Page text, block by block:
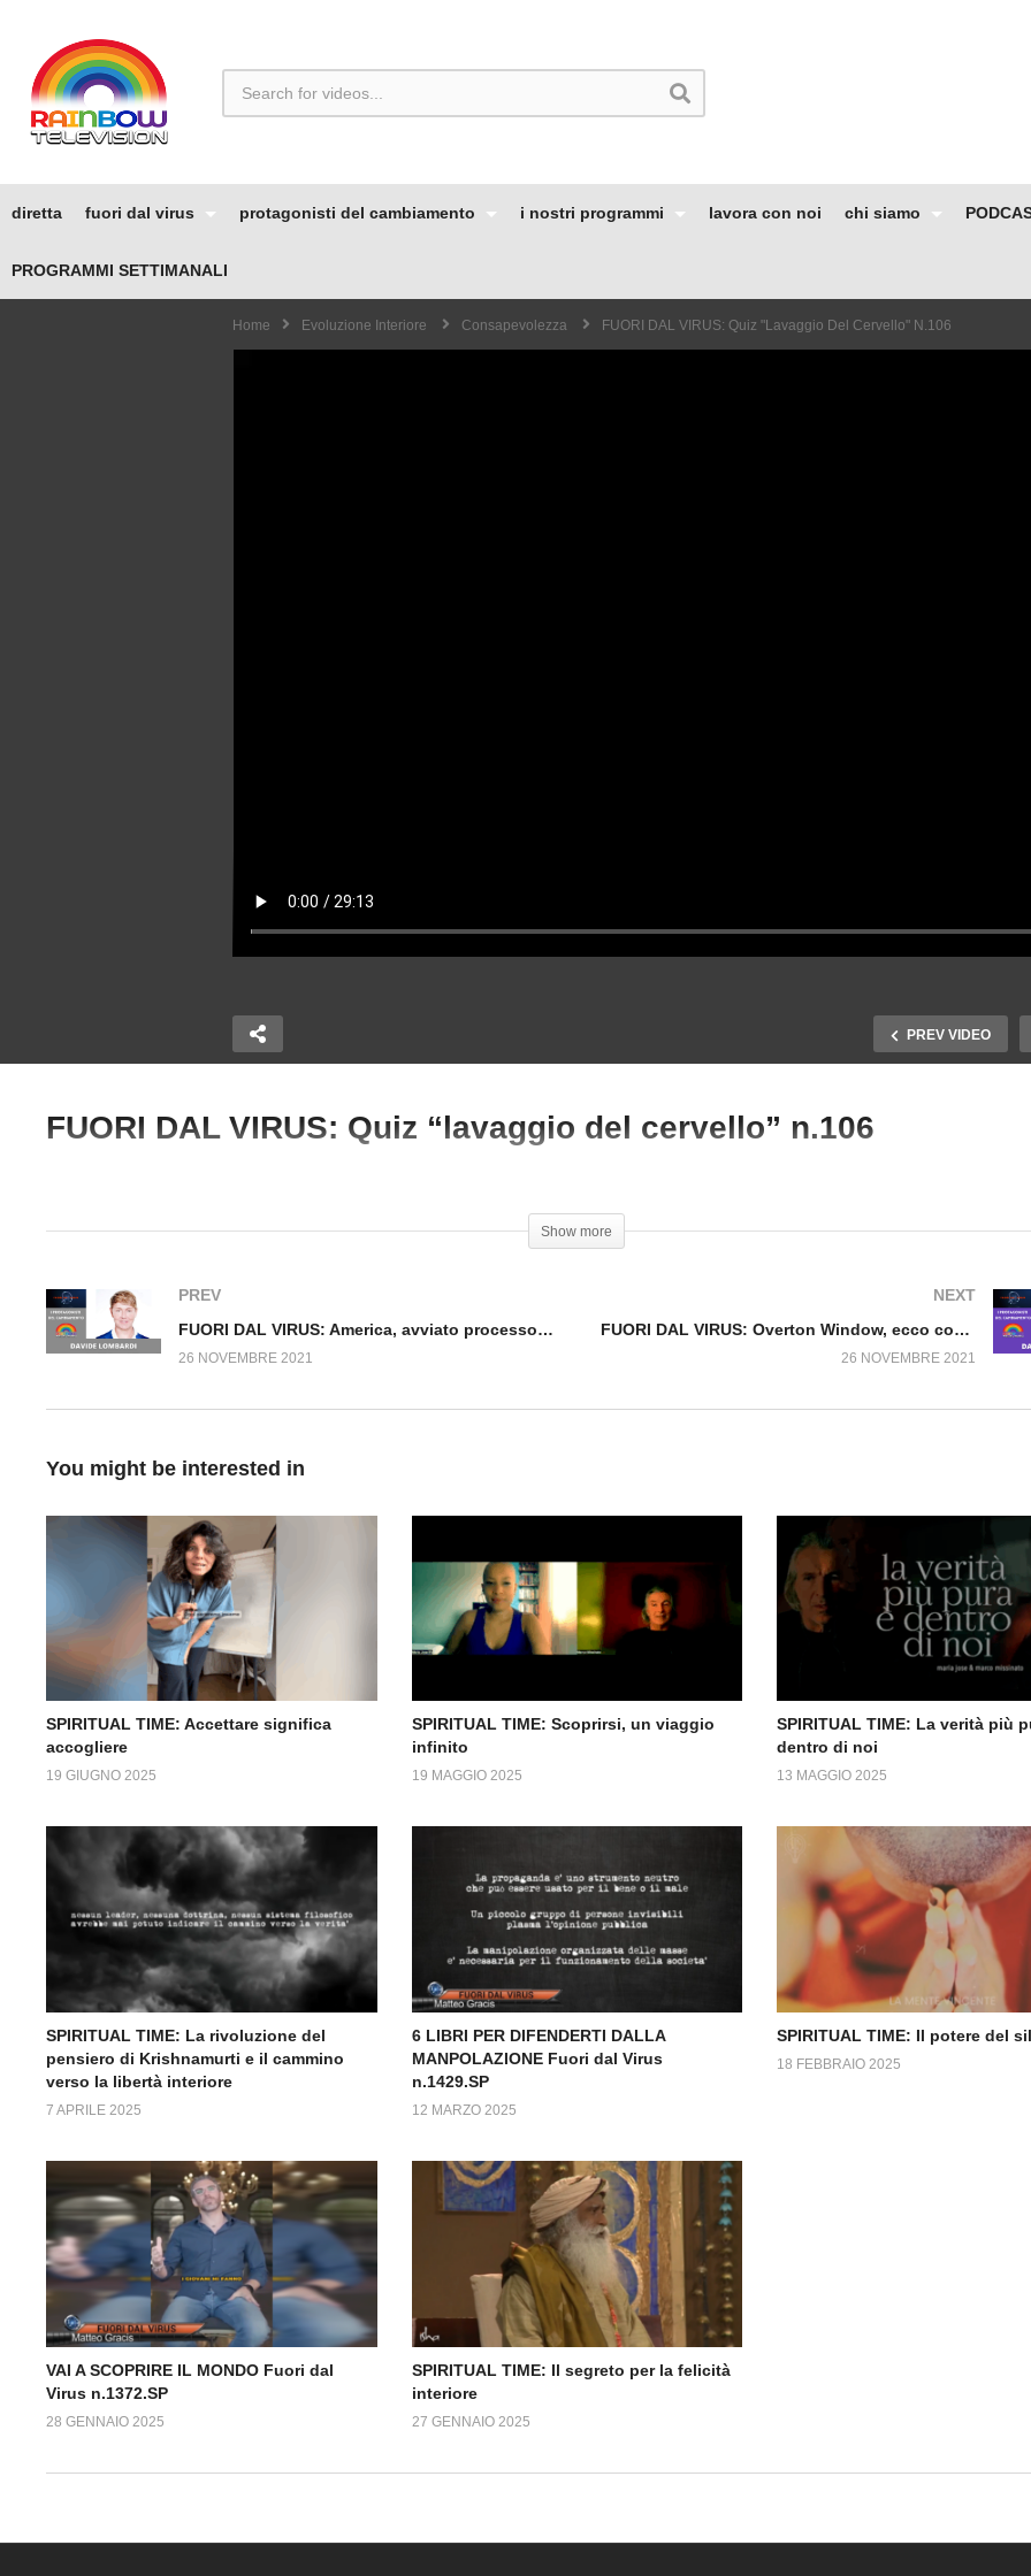
diretta fuori dal virus protagonisti del cambiamento i nostri programmi lavora con noi chi siamo
PROGRAMMI SETTIMANALI
Home Evoluzione Interiore Consapevolezza FUORI DAL VIRUS: Quiz "lavaggio Del Cervello" N.106
PREV VIDEO
Fake News n.109
di cambiamento n.107
n.106
FUORI DAL VIRUS: Quiz “lavaggio del cervello” n.106
Show more
PREV
FUORI DAL VIRUS: America, avviato processo di cambiamento n.107
26 NOVEMBRE 2021
NEXT
FUORI DAL VIRUS: Overton Window, ecco come avviene la manipolazione n.105
26 NOVEMBRE 2021
You might be interested in
SPIRITUAL TIME: Accettare significa
accogliere
19 GIUGNO 2025
SPIRITUAL TIME: Scoprirsi, un viaggio
infinito
19 MAGGIO 2025
SPIRITUAL TIME: La verità più
dentro di noi
13 MAGGIO 2025
SPIRITUAL TIME: La rivoluzione del
pensiero di Krishnamurti e il cammino
verso la libertà interiore
7 APRILE 2025
6 LIBRI PER DIFENDERTI DALLA
MANPOLAZIONE Fuori dal Virus
n.1429.SP
12 MARZO 2025
SPIRITUAL TIME: Il potere del
18 FEBBRAIO 2025
VAI A SCOPRIRE IL MONDO Fuori dal
Virus n.1372.SP
28 GENNAIO 2025
SPIRITUAL TIME: Il segreto per la felicità
interiore
27 GENNAIO 2025